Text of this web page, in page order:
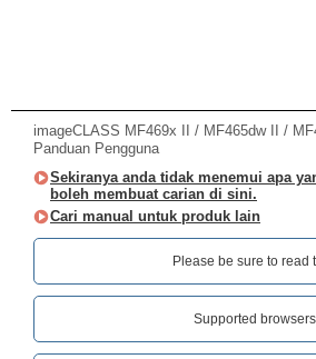
imageCLASS MF469x II / MF465dw II /
Panduan Pengguna
Sekiranya anda tidak menemui apa
boleh membuat carian di sini.
Cari manual untuk produk lain
Please be sure to read
Supported browsers